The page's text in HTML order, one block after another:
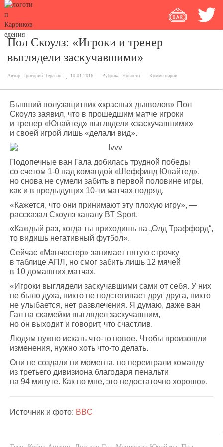
Пол Скоулз: «Игроки и тренер
выглядели заскучавшими»
Автор: Григорий Черагин 10.01.2016 Рубрика: Новости Комментарии
Бывший полузащитник «красных дьяволов» Пол
Скоулз заявил, что в прошедшим матче игроки
и тренер «Юнайтед» выглядели «заскучавшими»
и своей игрой лишь «делали вид».
Подопечные ван Гала добилась трудной победы
со счетом 1-0 над командой «Шеффилд Юнайтед»,
но снова не сумели забить в первой половине игры,
как и в предыдущих 10-ти матчах подряд.
«Кажется, что они принимают эту плохую игру», —
рассказал Скоулз каналу BT Sport.
«Каждый раз, когда ты приходишь на „Олд Траффорд“,
то видишь негативный футбол».
Сейчас «Манчестер» занимает пятую строчку
в таблице АПЛ, но смог забить лишь 12 мячей
в 10 домашних матчах.
«Игроки выглядели заскучавшими сами от себя. У них
не было духа, никто не подстегивает друг друга, никто
не улыбается, нет развлечения. Я думаю, даже ван
Гал на скамейки выглядел заскучавшим,
но он выходит и говорит, что счастлив.
Людям нужно искать что-то новое. Чтобы произошли
изменения, нужно хоть что-то делать.
Они не создали ни момента, но переиграли команду
из третьего дивизиона благодаря пенальти
на 94 минуте. Как по мне, это недостаточно хорошо».
Источник и фото: BBC